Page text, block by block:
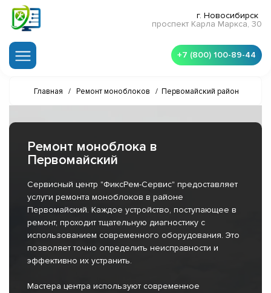
г. Новосибирск
проспект Карла Маркса, 30
+7 (800) 100-89-44
Главная / Ремонт моноблоков / Первомайский район
Ремонт моноблока в
Первомайский
Сервисный центр "ФиксРем-Сервис" предоставляет
услуги ремонта моноблоков в районе
Первомайский. Каждое устройство, поступающее в
ремонт, проходит тщательную диагностику с
использованием современного оборудования. Это
позволяет точно определить неисправности и
эффективно их устранить.
Мастера центра используют современное